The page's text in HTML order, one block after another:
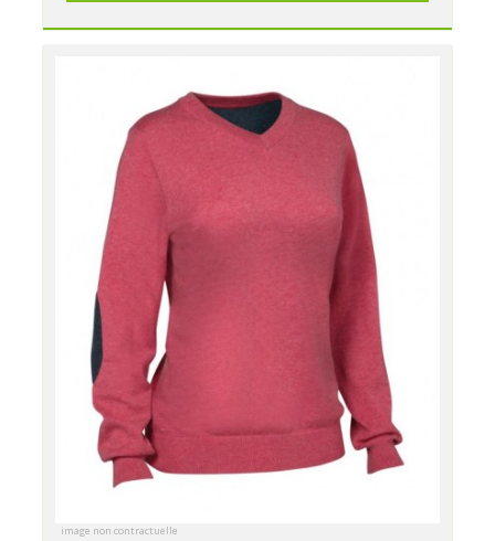
image non contractuelle